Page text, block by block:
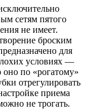
сетям пятого
не имеет.
броским
для
условиях —
по «рогатому»
отрегулировать
приема
не трогать.